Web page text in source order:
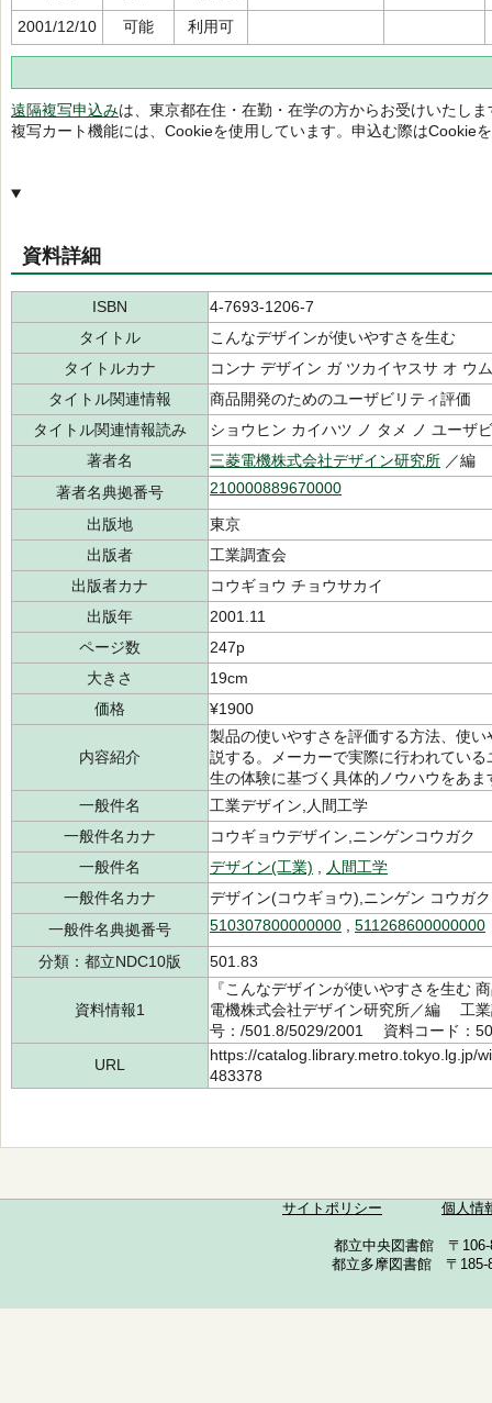
2001/12/10
可能 利用可
遠隔複写申込みは、東京都在住・在勤・在学の方からお受けいたしま
複写カート機能には、Cookieを使用しています。申込む際はCookie
資料詳細
ISBN
4-7693-1206-7
タイトル
こんなデザインが使いやすさを生む
タイトルカナ
コンナ デザイン ガ ツカイヤスサ オ ウム
タイトル関連情報
商品開発のためのユーザビリティ評価
タイトル関連情報読み
ショウヒン カイハツ ノ タメ ノ ユーザ
著者名
三菱電機株式会社デザイン研究所 ／編
著者名典拠番号
210000889670000
出版地
東京
出版者
工業調査会
出版者カナ
コウギョウ チョウサカイ
出版年
2001.11
ページ数
247p
大きさ
19cm
価格
¥1900
内容紹介
製品の使いやすさを評価する方法、使
説する。メーカーで実際に行われてい
生の体験に基づく具体的ノウハウをあ
一般件名
工業デザイン,人間工学
一般件名カナ
コウギョウデザイン,ニンゲンコウガク
一般件名
デザイン(工業)
人間工学
一般件名カナ
デザイン(コウギョウ),ニンゲン コウガク
一般件名典拠番号
510307800000000 511268600000000
分類：都立NDC10版 501.83
資料情報1
『こんなデザインが使いやすさを生む
電機株式会社デザイン研究所／編 工
号：/501.8/5029/2001 資料コード：
URL
https://catalog.library.metro.tokyo.lg.jp/
483378
サイトポリシー 個人情
都立中央図書館 〒
都立多摩図書館 〒185-